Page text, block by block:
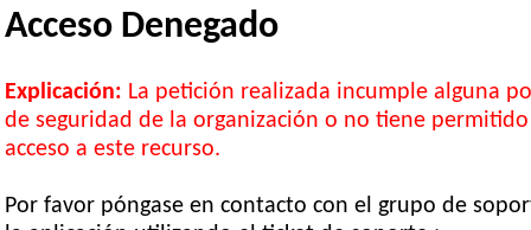
Acceso Denegado
Explicación: La petición realizada incumple alguna
de seguridad de la organización o no tiene
acceso a este recurso.
Por favor póngase en contacto con el grupo de